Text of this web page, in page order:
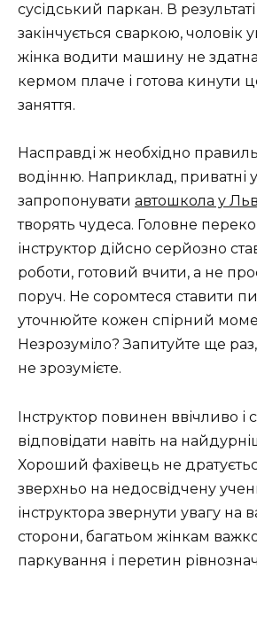
сусідський паркан. В
закінчується сваркою,
жінка водити машину не
кермом плаче і готова кинути
заняття.
Насправді ж необхідно
водінню. Наприклад, приватні
запропонувати автошкола у
творять чудеса. Головне
інструктор дійсно серйозно
роботи, готовий вчити, а не
поруч. Не соромтеся ставити
уточнюйте кожен спірний
Незрозуміло? Запитуйте ще
не зрозумієте.
Інструктор повинен ввічливо і
відповідати навіть на
Хороший фахівець не
зверхньо на недосвідчену
інструктора звернути увагу на
сторони, багатьом жінкам
паркування і перетин